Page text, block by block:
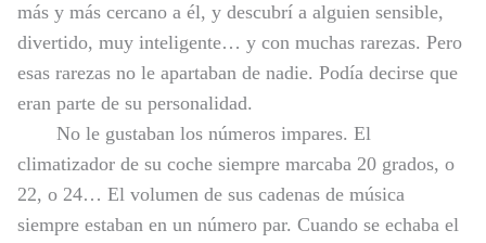
más y más cercano a él, y descubrí a alguien sensible,
divertido, muy inteligente… y con muchas rarezas. Pero
esas rarezas no le apartaban de nadie. Podía decirse que
eran parte de su personalidad.
No le gustaban los números impares. El
climatizador de su coche siempre marcaba 20 grados, o
22, o 24… El volumen de sus cadenas de música
siempre estaban en un número par. Cuando se echaba el